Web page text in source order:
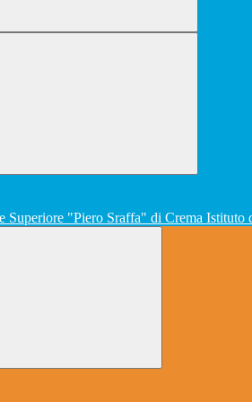
Istituto